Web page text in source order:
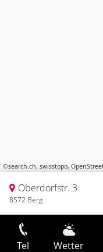
©search.ch, swisstopo,
Oberdorfstr. 3
8572 Berg
Tel Wetter